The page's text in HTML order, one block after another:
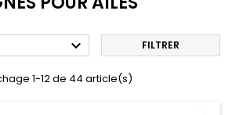
 FILTRER
1-12 de 44 article(s)